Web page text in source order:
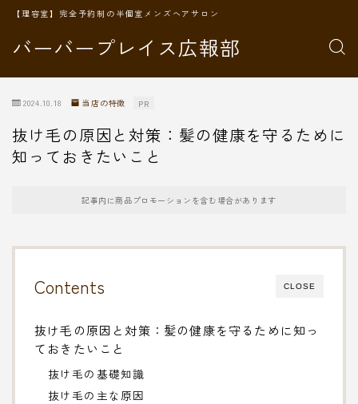
バーバープレイス広報部
【理容室】完全予約制の半個室メンズヘアサロン
2024.10.18 当店の特徴 PR
抜け毛の原因と対策：髪の健康を守るために
知っておきたいこと
記事内に商品プロモーションを含む場合があります
CLOSE
Contents
抜け毛の原因と対策：髪の健康を守るために知っ
ておきたいこと
抜け毛の基礎知識
抜け毛の主な原因